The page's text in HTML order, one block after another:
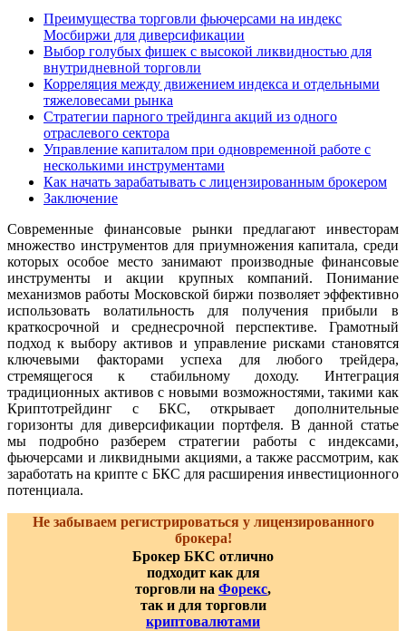
Преимущества торговли фьючерсами на индекс
Мосбиржи для диверсификации
Выбор голубых фишек с высокой ликвидностью для
внутридневной торговли
Корреляция между движением индекса и отдельными
тяжеловесами рынка
Стратегии парного трейдинга акций из одного
отраслевого сектора
Управление капиталом при одновременной работе с
несколькими инструментами
Как начать зарабатывать с лицензированным брокером
Заключение
Современные финансовые рынки предлагают инвесторам
множество инструментов для приумножения капитала, среди
которых особое место занимают производные финансовые
инструменты и акции крупных компаний. Понимание
механизмов работы Московской биржи позволяет эффективно
использовать волатильность для получения прибыли в
краткосрочной и среднесрочной перспективе. Грамотный
подход к выбору активов и управление рисками становятся
ключевыми факторами успеха для любого трейдера,
стремящегося к стабильному доходу. Интеграция
традиционных активов с новыми возможностями, такими как
Криптотрейдинг с БКС, открывает дополнительные
горизонты для диверсификации портфеля. В данной статье
мы подробно разберем стратегии работы с индексами,
фьючерсами и ликвидными акциями, а также рассмотрим, как
заработать на крипте с БКС для расширения инвестиционного
потенциала.
Не забываем регистрироваться у лицензированного
брокера!
Брокер БКС отлично
подходит как для
торговли на Форекс,
так и для торговли
криптовалютами